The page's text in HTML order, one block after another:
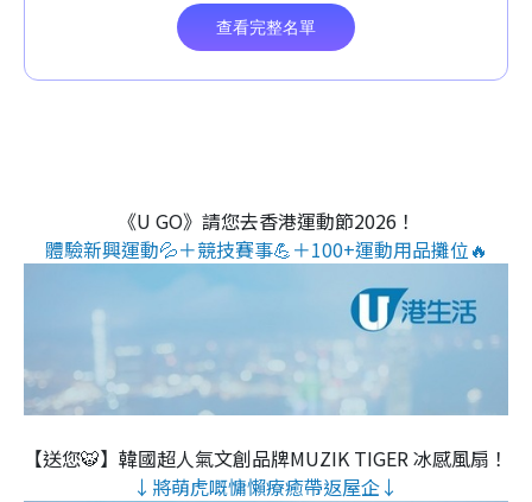
《U GO》請您去香港運動節2026！
體驗新興運動💦＋競技賽事💪＋100+運動用品攤位🔥
【送您🐯】韓國超人氣文創品牌MUZIK TIGER 冰感風扇！
↓將萌虎嘅慵懶療癒帶返屋企↓